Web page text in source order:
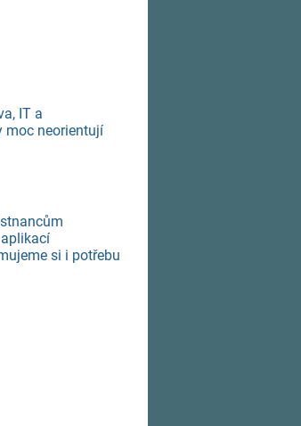
IT a
moc neorientují
si i potřebu